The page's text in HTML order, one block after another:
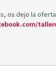
os dejo la